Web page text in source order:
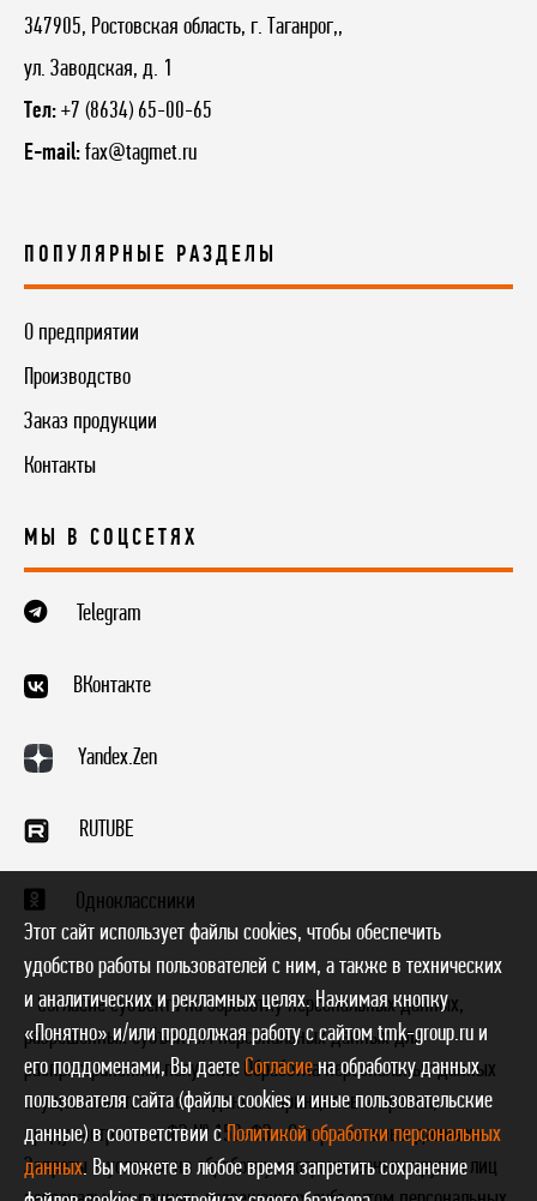
347905, Ростовская область, г. Таганрог,,
ул. Заводская, д. 1
Тел: +7 (8634) 65-00-65
E-mail: fax@tagmet.ru
ПОПУЛЯРНЫЕ РАЗДЕЛЫ
О предприятии
Производство
Заказ продукции
Контакты
МЫ В СОЦСЕТЯХ
Telegram
ВКонтакте
Yandex.Zen
RUTUBE
Одноклассники
* Согласие субъекта на обработку персональных данных,
разрешенных субъектом персональных данных для
распространения, получено. Обработка персональных данных
осуществляется с соблюдением принципов и правил,
предусмотренных ФЗ № 152-ФЗ «О персональных данных».
Запреты и условия на обработку неограниченным кругом лиц
Этот сайт использует файлы cookies, чтобы обеспечить
удобство работы пользователей с ним, а также в технических
и аналитических и рекламных целях. Нажимая кнопку
«Понятно» и/или продолжая работу с сайтом tmk-group.ru и
его поддоменами, Вы даете Согласиена обработку данных
пользователя сайта (файлы cookies и иные пользовательские
данные) в соответствии сПолитикой обработки персональных
данных. Вы можете в любое время запретить сохранение